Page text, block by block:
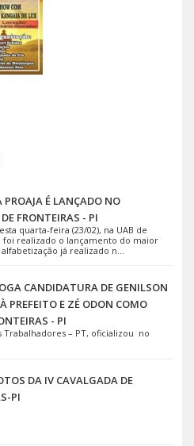
PROAJA É LANÇADO NO
FRONTEIRAS - PI
quarta-feira (23/02), na UAB de
foi realizado o lançamento do maior
já realizado n...
CANDIDATURA DE GENILSON
PREFEITO E ZÉ ODON COMO
- PI
Trabalhadores – PT, oficializou no
DA IV CAVALGADA DE
PI